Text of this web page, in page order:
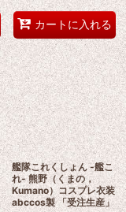
カートに入れる
艦隊これくしょん -艦こ
れ- 熊野（くまの，
Kumano）コスプレ衣装
abccos製 「受注生産」